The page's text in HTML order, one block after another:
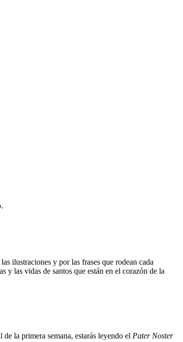
ilustraciones y por las frases que rodean cada
las vidas de santos que están en el corazón de la
la primera semana, estarás leyendo el Pater Noster